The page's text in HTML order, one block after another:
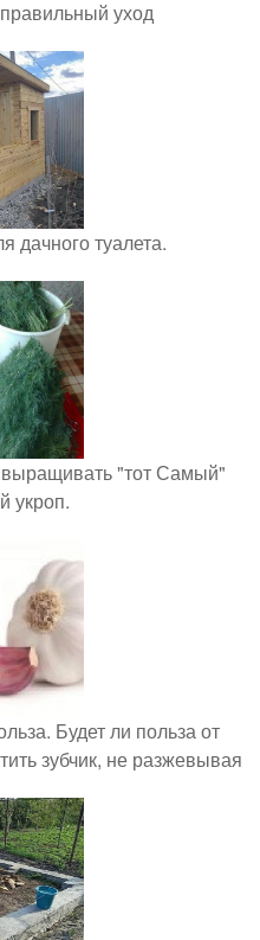
уход
дачного туалета.
выращивать "тот Самый"
укроп.
Будет ли польза от
зубчик, не разжевывая